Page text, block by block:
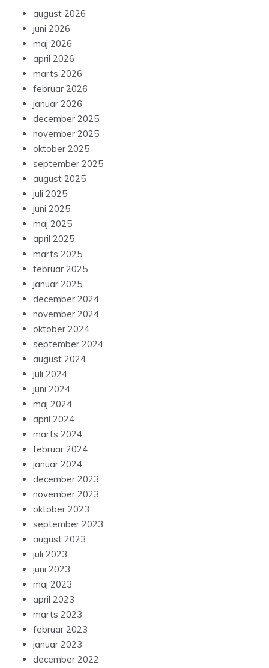
august 2026
juni 2026
maj 2026
april 2026
marts 2026
februar 2026
januar 2026
december 2025
november 2025
oktober 2025
september 2025
august 2025
juli 2025
juni 2025
maj 2025
april 2025
marts 2025
februar 2025
januar 2025
december 2024
november 2024
oktober 2024
september 2024
august 2024
juli 2024
juni 2024
maj 2024
april 2024
marts 2024
februar 2024
januar 2024
december 2023
november 2023
oktober 2023
september 2023
august 2023
juli 2023
juni 2023
maj 2023
april 2023
marts 2023
februar 2023
januar 2023
december 2022